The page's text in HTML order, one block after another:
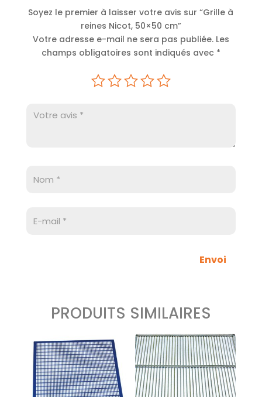
e
:
Soyez le premier à laisser votre avis sur “Grille à
reines Nicot, 50×50 cm”
Votre adresse e-mail ne sera pas publiée. Les
champs obligatoires sont indiqués avec *
Envoi
PRODUITS SIMILAIRES